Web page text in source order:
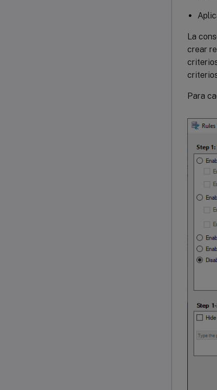
La
crear
Para